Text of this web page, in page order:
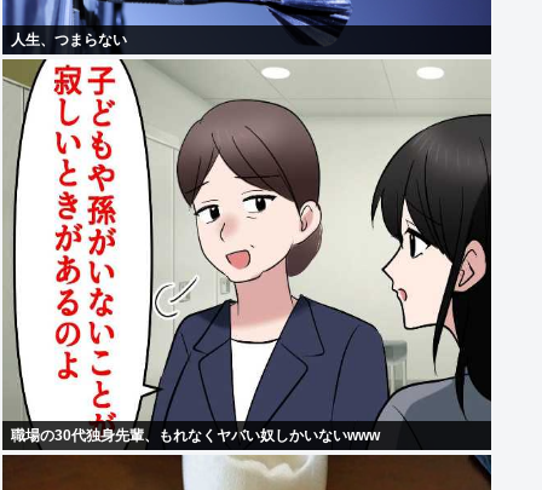
人生、つまらない
職場の30代独身先輩、もれなくヤバい奴しかいないwww